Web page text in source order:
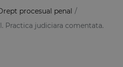
procesual penal /
Practica judiciara comentata.